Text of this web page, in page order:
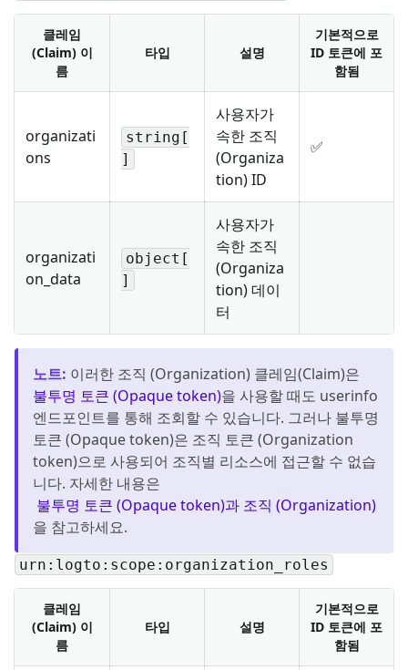
클레임
(Claim) 이
름
타입 설명
기본적으로
ID 토큰에 포
함됨
organizati
ons
string[
]
사용자가
속한 조직
(Organiza
tion) ID
✅
organizati
on_data
object[
]
사용자가
속한 조직
(Organiza
tion) 데이
터
노트: 이러한 조직 (Organization) 클레임(Claim)은
불투명 토큰 (Opaque token)을 사용할 때도 userinfo
엔드포인트를 통해 조회할 수 있습니다. 그러나 불투명
토큰 (Opaque token)은 조직 토큰 (Organization
token)으로 사용되어 조직별 리소스에 접근할 수 없습
니다. 자세한 내용은
불투명 토큰 (Opaque token)과 조직 (Organization)
을 참고하세요.
urn:logto:scope:organization_roles
클레임
(Claim) 이
름
타입 설명
기본적으로
ID 토큰에 포
함됨